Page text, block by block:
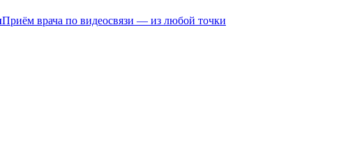
Приём врача по видеосвязи — из любой точки